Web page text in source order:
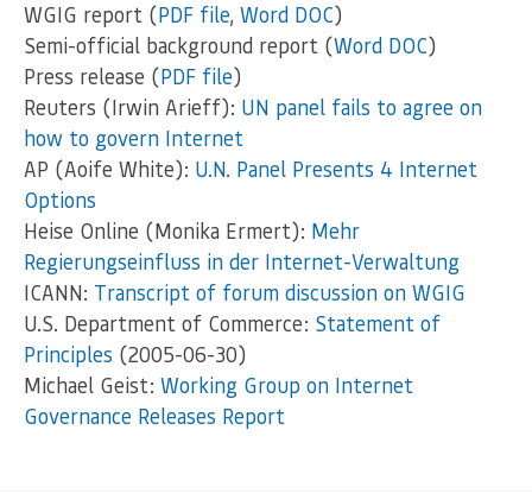
WGIG report (PDF file, Word DOC)
Semi-official background report (Word DOC)
Press release (PDF file)
Reuters (Irwin Arieff): UN panel fails to agree on
how to govern Internet
AP (Aoife White): U.N. Panel Presents 4 Internet
Options
Heise Online (Monika Ermert): Mehr
Regierungseinfluss in der Internet-Verwaltung
ICANN: Transcript of forum discussion on WGIG
U.S. Department of Commerce: Statement of
Principles (2005-06-30)
Michael Geist: Working Group on Internet
Governance Releases Report